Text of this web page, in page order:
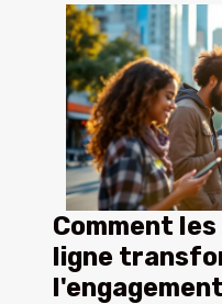
Comment
ligne